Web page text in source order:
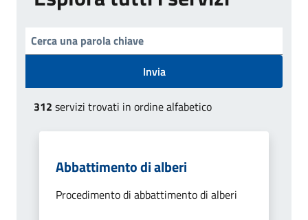
Invia
312 servizi trovati in ordine alfabetico
Abbattimento di alberi
Procedimento di abbattimento di alberi